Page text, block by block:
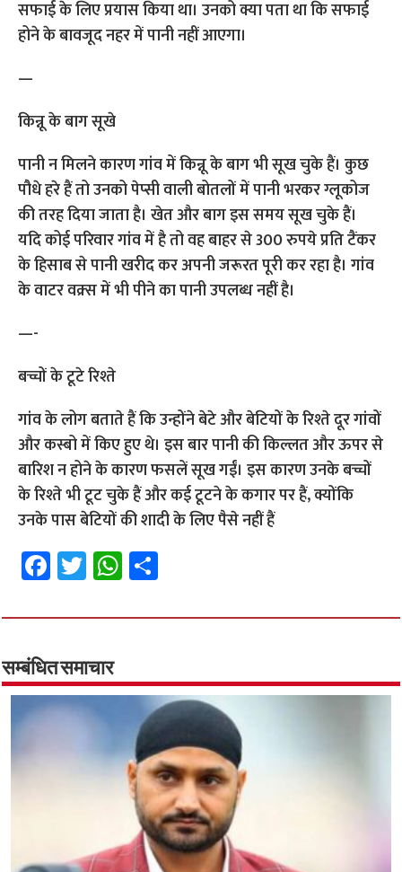
सफाई के लिए प्रयास किया था। उनको क्या पता था कि सफाई
होने के बावजूद नहर में पानी नहीं आएगा।
—
किन्नू के बाग सूखे
पानी न मिलने कारण गांव में किन्नू के बाग भी सूख चुके हैं। कुछ
पौधे हरे हैं तो उनको पेप्सी वाली बोतलों में पानी भरकर ग्लूकोज
की तरह दिया जाता है। खेत और बाग इस समय सूख चुके हैं।
यदि कोई परिवार गांव में है तो वह बाहर से 300 रुपये प्रति टैंकर
के हिसाब से पानी खरीद कर अपनी जरूरत पूरी कर रहा है। गांव
के वाटर वक्र्स में भी पीने का पानी उपलब्ध नहीं है।
—-
बच्चों के टूटे रिश्ते
गांव के लोग बताते हैं कि उन्होंने बेटे और बेटियों के रिश्ते दूर गांवों
और कस्बो में किए हुए थे। इस बार पानी की किल्लत और ऊपर से
बारिश न होने के कारण फसलें सूख गईं। इस कारण उनके बच्चों
के रिश्ते भी टूट चुके हैं और कई टूटने के कगार पर हैं, क्योंकि
उनके पास बेटियों की शादी के लिए पैसे नहीं हैं
Fa
ce
b
o
o
k
T
wi
tt
er
W
h
at
p
p
ar
सम्बंधित समाचार